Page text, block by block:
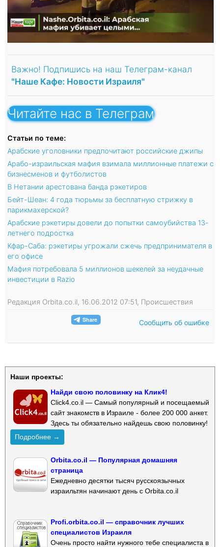
Важно! Подпишись на наш Телеграм-канал
"Наше Кафе: Новости Израиля"
Читайте нас в Телеграм
Статьи по теме:
Арабские уголовники предпочитают российские джипы
Арабо-израильская мафия взимала миллионные платежи с
бизнесменов и футболистов
В Нетании арестована банда рэкетиров
Бейт-Шеан: 4 года тюрьмы за бесплатную стрижку в
парикмахерской?
Арабские рэкетиры довели до попытки самоубийства 13-
летнего подростка
Кфар-Саба: рэкетиры угрожали сжечь предпринимателя в
его офисе
Мафия потребовала 5 миллионов шекелей за неудачные
инвестиции в Razio
Редакция Orbita.co.il, 16.06.2012 07:51, Происшествия
Сообщить об ошибке
Наши проекты:
Найди свою половинку на Клик4!
Click4.co.il — Самый популярный и посещаемый
сайт знакомств в Израиле - более 200 000 анкет.
Здесь ты обязательно найдешь свою половинку!
Подробнее →
Orbita.co.il — Популярная домашняя
страница
Ежедневно десятки тысяч русскоязычных
израильтян начинают день с Orbita.co.il
Profi.orbita.co.il — справочник лучших
специалистов Израиля
Очень просто найти нужного тебе специалиста в